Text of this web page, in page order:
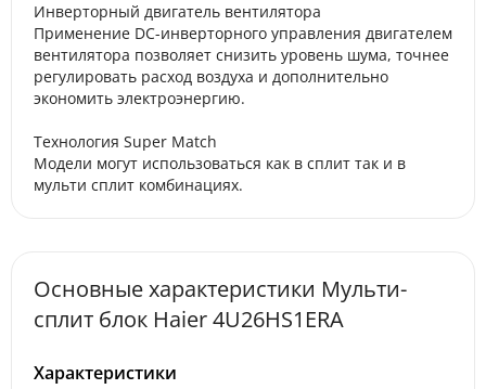
Инверторный двигатель вентилятора
Применение DC-инверторного управления двигателем
вентилятора позволяет снизить уровень шума, точнее
регулировать расход воздуха и дополнительно
экономить электроэнергию.
Технология Super Match
Модели могут использоваться как в сплит так и в
мульти сплит комбинациях.
Основные характеристики Мульти-
сплит блок Haier 4U26HS1ERA
Характеристики